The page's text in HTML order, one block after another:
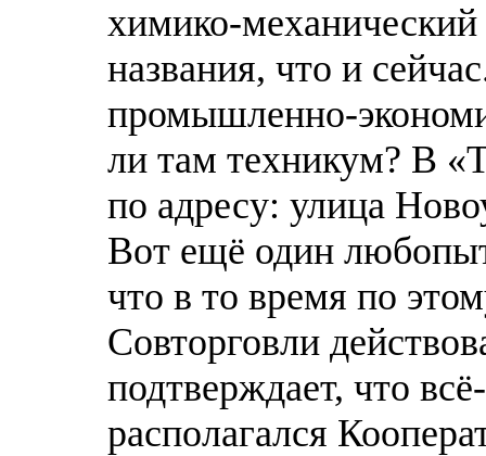
химико-
названия, что и
промышленно-
ли там техникум? В
по адресу: улица
Вот ещё один
что в то время по
Совторговли
подтверждает, что
располагался